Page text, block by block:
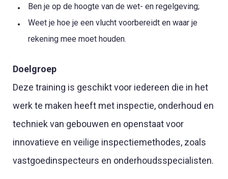
Ben je op de hoogte van de wet- en regelgeving;
Weet je hoe je een vlucht voorbereidt en waar je
rekening mee moet houden.
Doelgroep
Deze training is geschikt voor iedereen die in het
werk te maken heeft met inspectie, onderhoud en
techniek van gebouwen en openstaat voor
innovatieve en veilige inspectiemethodes, zoals
vastgoedinspecteurs en onderhoudsspecialisten.